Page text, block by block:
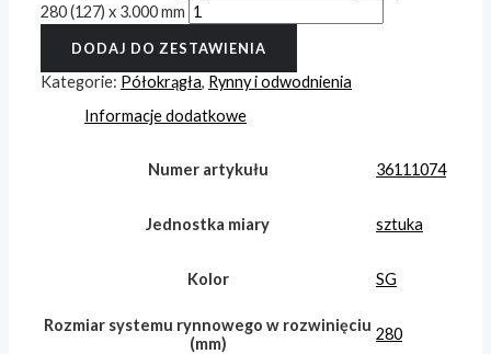
280 (127) x 3.000 mm
DODAJ DO ZESTAWIENIA
Kategorie: Półokrągła, Rynny i odwodnienia
Informacje dodatkowe
Numer artykułu 36111074
Jednostka miary sztuka
Kolor SG
Rozmiar systemu rynnowego w rozwinięciu
(mm)
280